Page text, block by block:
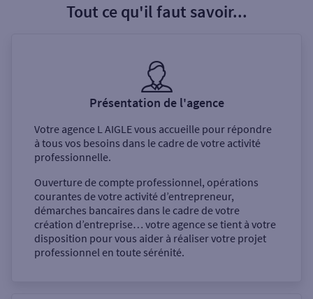
Tout ce qu'il faut savoir...
Présentation de l'agence
Votre agence L AIGLEvous accueille pour répondre
à tous vos besoins dans le cadre de votre activité
professionnelle.
Ouverture de compte professionnel, opérations
courantes de votre activité d’entrepreneur,
démarches bancaires dans le cadre de votre
création d’entreprise… votre agence se tient à votre
disposition pour vous aider à réaliser votre projet
professionnel en toute sérénité.